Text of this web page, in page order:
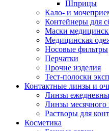
Шприцы
Кало- и
Контейнеры для
Маски
Медицинская
Носовые фильтры
Перчатки
Прочие изделия
Тест-полоски
Контактные линзы и
Линзы
Линзы
Растворы для
Косметика